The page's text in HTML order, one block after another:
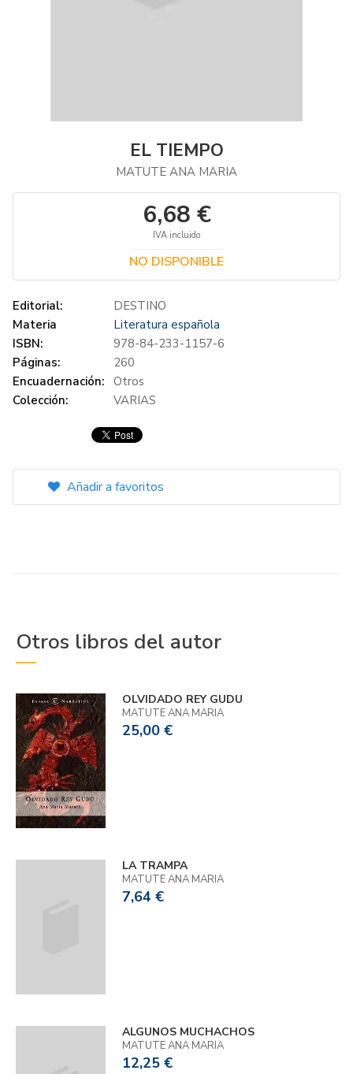
EL TIEMPO
MATUTE ANA MARIA
6,68 €
IVA incluido
NO DISPONIBLE
Editorial:
DESTINO
Materia
Literatura española
ISBN:
978-84-233-1157-6
Páginas:
260
Encuadernación: Otros
Colección:
VARIAS
Añadir a favoritos
Otros libros del autor
OLVIDADO REY GUDU
MATUTE ANA MARIA
25,00 €
LA TRAMPA
MATUTE ANA MARIA
7,64 €
ALGUNOS MUCHACHOS
MATUTE ANA MARIA
12,25 €